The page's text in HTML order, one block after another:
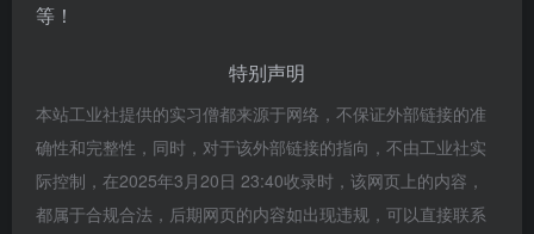
等！
特别声明
本站工业社提供的实习僧都来源于网络，不保证外部链接的准
确性和完整性，同时，对于该外部链接的指向，不由工业社实
际控制，在2025年3月20日 23:40收录时，该网页上的内容，
都属于合规合法，后期网页的内容如出现违规，可以直接联系